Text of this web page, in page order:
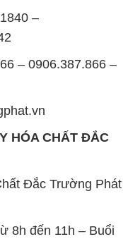
–
– 0906.387.866 –
HÓA CHẤT ĐẮC
Đắc Trường Phát
8h đến 11h – Buổi